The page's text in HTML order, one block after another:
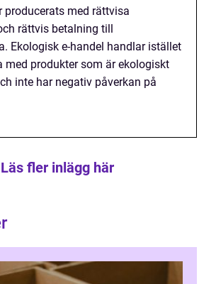
producerats med rättvisa
rättvis betalning till
Ekologisk e-handel handlar istället
med produkter som är ekologiskt
inte har negativ påverkan på
Läs fler inlägg här